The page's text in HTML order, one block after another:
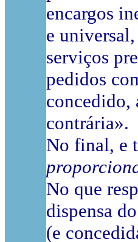
encargos
e
serviços
pedidos
concedido,
contrária».
No final, e
No que
dispensa
(e